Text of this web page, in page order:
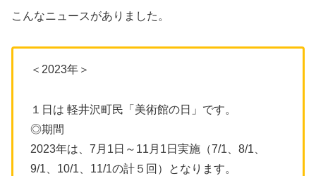
こんなニュースがありました。
＜2023年＞
１日は 軽井沢町民「美術館の日」です。
◎期間
2023年は、7月1日～11月1日実施（7/1、8/1、
9/1、10/1、11/1の計５回）となります。